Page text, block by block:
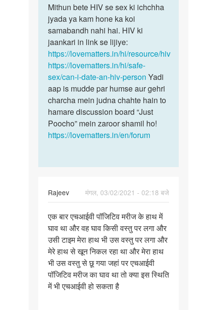
to
Kiya
HIV
hone
par
usko
Sex…
by
Mithun
Ray
Mithun
bete
HIV
se
sex
ki…
Mithun bete HIV se sex ki ichchha
jyada ya kam hone ka koi
samabandh nahi hai. HIV ki
jaankari in link se lijiye:
https://lovematters.in/hi/resource/hiv
https://lovematters.in/hi/safe-
sex/can-i-date-an-hiv-person Yadi
aap is mudde par humse aur gehri
charcha mein judna chahte hain to
hamare discussion board “Just
Poocho” mein zaroor shamil ho!
https://lovematters.in/en/forum
Rajeev
मंगल, 03/02/2021 - 02:18 बजे
एक
बार
एचआईवी
पॉजिटिव
मरीज…
एक बार एचआईवी पॉजिटिव मरीज के हाथ में
घाव था और वह घाव किसी वस्तु पर लगा और
उसी टाइम मेरा हाथ भी उस वस्तु पर लगा और
मेरे हाथ से खून निकल रहा था और मेरा हाथ
भी उस वस्तु से छू गया जहां पर एचआईवी
पॉजिटिव मरीज का घाव था तो क्या इस स्थिति
में भी एचआईवी हो सकता है